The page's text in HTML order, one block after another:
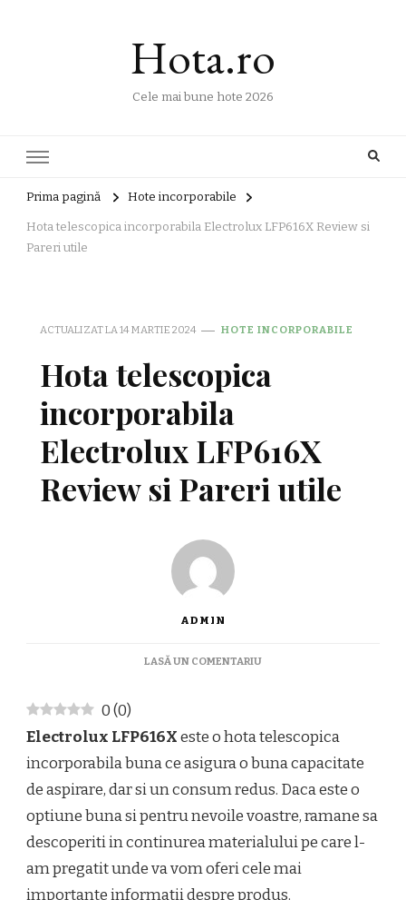
Hota.ro
Cele mai bune hote 2026
Prima pagină Hote incorporabile
Hota telescopica incorporabila Electrolux LFP616X Review si
Pareri utile
ACTUALIZAT LA14 MARTIE 2024 HOTE INCORPORABILE
Hota telescopica
incorporabila
Electrolux LFP616X
Review si Pareri utile
ADMIN
LASĂ UN COMENTARIULA
ELECTROLUX
REVIEW
PARERI
UTILE
0(0)
Electrolux LFP616Xeste o hota telescopica
incorporabila buna ce asigura o buna capacitate
de aspirare, dar si un consum redus. Daca este o
optiune buna si pentru nevoile voastre, ramane sa
descoperiti in continurea materialului pe care l-
am pregatit unde va vom oferi cele mai
importante informatii despre produs.